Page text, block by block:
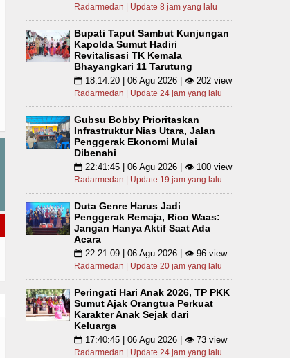
Radarmedan | Update 8 jam yang lalu
Bupati Taput Sambut Kunjungan
Kapolda Sumut Hadiri
Revitalisasi TK Kemala
Bhayangkari 11 Tarutung
📅 18:14:20 | 06 Agu 2026 | 👁 202 view
Radarmedan | Update 24 jam yang lalu
Gubsu Bobby Prioritaskan
Infrastruktur Nias Utara, Jalan
Penggerak Ekonomi Mulai
Dibenahi
📅 22:41:45 | 06 Agu 2026 | 👁 100 view
Radarmedan | Update 19 jam yang lalu
Duta Genre Harus Jadi
Penggerak Remaja, Rico Waas:
Jangan Hanya Aktif Saat Ada
Acara
📅 22:21:09 | 06 Agu 2026 | 👁 96 view
Radarmedan | Update 20 jam yang lalu
Peringati Hari Anak 2026, TP PKK
Sumut Ajak Orangtua Perkuat
Karakter Anak Sejak dari
Keluarga
📅 17:40:45 | 06 Agu 2026 | 👁 73 view
Radarmedan | Update 24 jam yang lalu